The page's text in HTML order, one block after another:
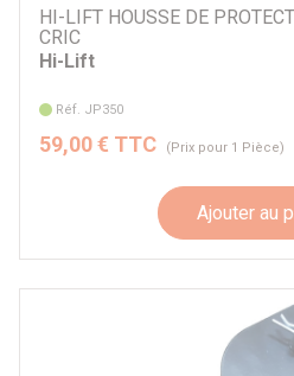
HI-LIFT HOUSSE DE
CRIC
Hi-Lift
Réf. JP350
59,00 € TTC (Prix pour 1 Pièce)
Ajouter au